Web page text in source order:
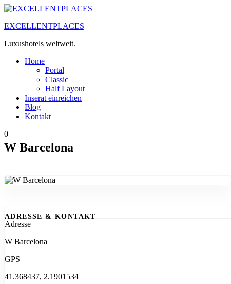
Zum
springen
EXCELLENTPLACES
Luxushotels weltweit.
Home
Portal
Classic
Half Layout
Inserat einreichen
Blog
Kontakt
0
W Barcelona
ADRESSE & KONTAKT
Adresse
W Barcelona
GPS
41.368437, 2.1901534